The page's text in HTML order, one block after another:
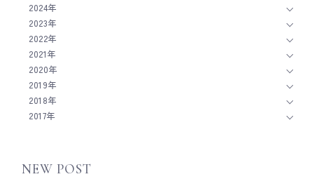
2024年
2023年
2022年
2021年
2020年
2019年
2018年
2017年
NEW POST